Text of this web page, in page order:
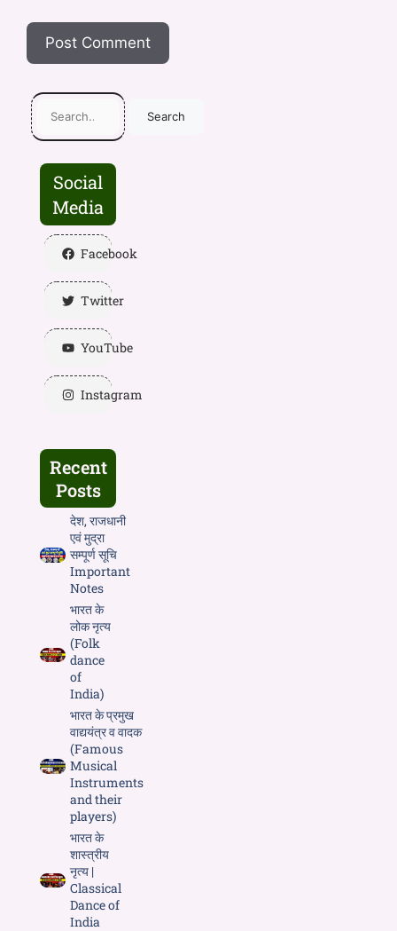
Search
Social
Media
Facebook
Twitter
YouTube
Instagram
Recent
Posts
देश, राजधानी
एवं मुद्रा
सम्पूर्ण सूचि
Important
Notes
भारत के
लोक नृत्य
(Folk
dance
of
India)
भारत के प्रमुख
वाद्ययंत्र व वादक
(Famous
Musical
Instruments
and their
players)
भारत के
शास्त्रीय
नृत्य |
Classical
Dance of
India